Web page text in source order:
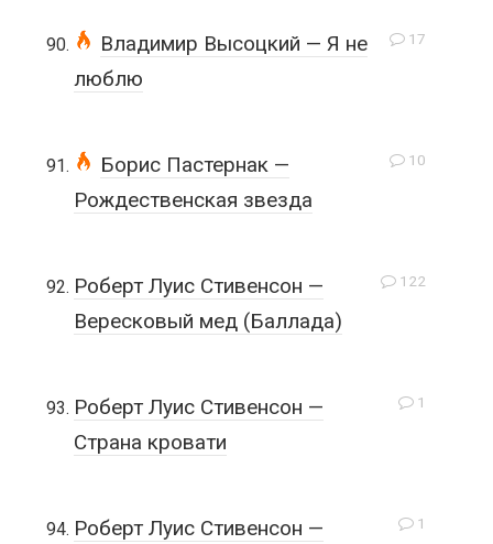
17
Владимир Высоцкий — Я не
люблю
10
Борис Пастернак —
Рождественская звезда
122
Роберт Луис Стивенсон —
Вересковый мед (Баллада)
1
Роберт Луис Стивенсон —
Страна кровати
1
Роберт Луис Стивенсон —